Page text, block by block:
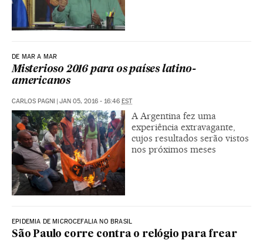
DE MAR A MAR
Misterioso 2016 para os países latino-
americanos
CARLOS PAGNI | JAN 05, 2016 - 16:46 EST
A Argentina fez uma
experiência extravagante,
cujos resultados serão vistos
nos próximos meses
EPIDEMIA DE MICROCEFALIA NO BRASIL
São Paulo corre contra o relógio para frear